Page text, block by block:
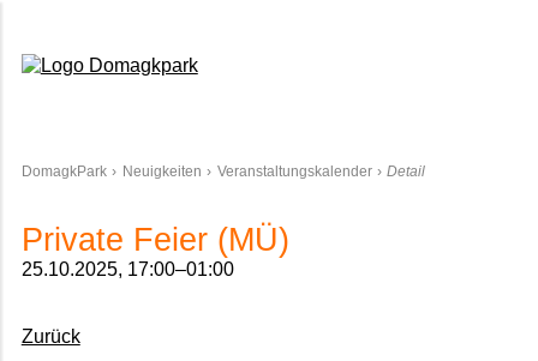
DomagkPark Neuigkeiten Veranstaltungskalender Detail
Private Feier (MÜ)
25.10.2025, 17:00–01:00
Zurück